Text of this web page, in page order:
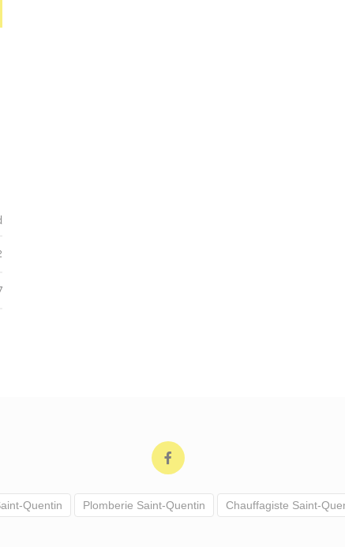
Quentin Plomberie Saint-Quentin Chauffagiste Saint-